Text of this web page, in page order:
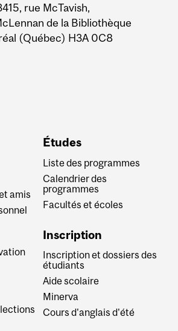
rue McTavish,
de la Bibliothèque
(Québec) H3A 0C8
amis
Études
Liste des programmes
Calendrier des
programmes
Facultés et écoles
Inscription
Inscription et dossiers des
étudiants
Aide scolaire
Minerva
Cours d'anglais d'été